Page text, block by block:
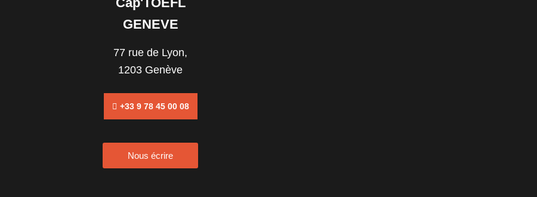
GENEVE
77 rue de Lyon,
1203 Genève
+33 9 78 45 00 08
Nous écrire